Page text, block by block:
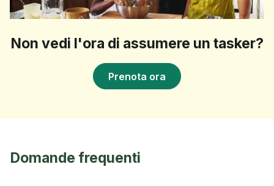
Non vedi l'ora di assumere un tasker?
Prenota ora
Domande frequenti